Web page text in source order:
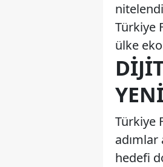
Türkiye
ülke
Türkiye
hedefi